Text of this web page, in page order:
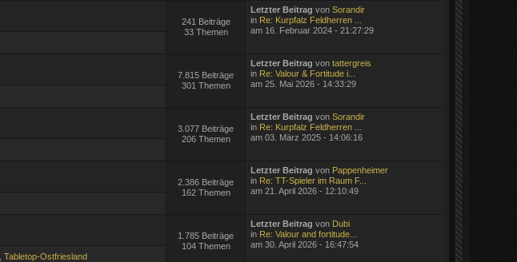
241 Beiträge
33 Themen
Letzter Beitrag von Sorandir
in Re: Kurpfalz Feldherren ...
am 16. Februar 2024 - 21:27:29
7.815 Beiträge
301 Themen
Letzter Beitrag von tattergreis
in Re: Valour & Fortitude i...
am 25. Mai 2026 - 14:33:29
3.077 Beiträge
206 Themen
Letzter Beitrag von Sorandir
in Re: Kurpfalz Feldherren ...
am 03. März 2025 - 14:06:16
2.386 Beiträge
162 Themen
Letzter Beitrag von Pappenheimer
in Re: TT-Spieler im Raum F...
am 21. April 2026 - 12:10:49
1.785 Beiträge
104 Themen
Letzter Beitrag von Dubi
in Re: Valour and fortitude...
am 30. April 2026 - 16:47:54
Tabletop-Ostfriesland